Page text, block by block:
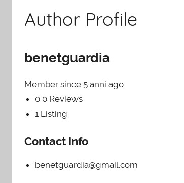
Author Profile
benetguardia
Member since 5 anni ago
0 0 Reviews
1 Listing
Contact Info
benetguardia@gmail.com